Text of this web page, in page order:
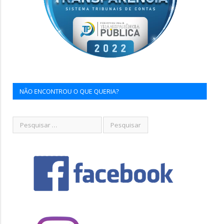
NÃO ENCONTROU O QUE QUERIA?